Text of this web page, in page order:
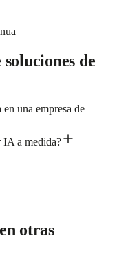
soluciones de
una empresa de
IA a medida?
en otras